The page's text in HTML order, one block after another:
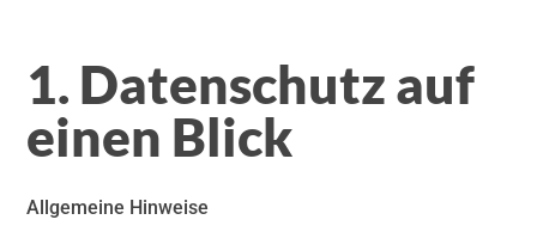
1. Datenschutz auf
einen Blick
Allgemeine Hinweise